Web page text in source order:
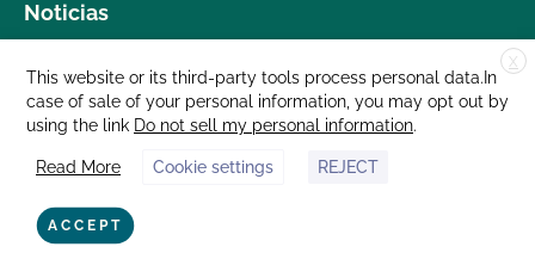
Noticias
Donar
Carreras profesionales
Sala de prensa
Contáctenos
877 Cedar Street, Suite 248, Santa Cruz, CA 95060 © 2025 CCOF.org
X
This website or its third-party tools process personal data.In
case of sale of your personal information, you may opt out by
using the link Do not sell my personal information.
Read More Cookie settings REJECT
ACCEPT